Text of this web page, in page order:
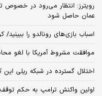
رویترز: انتظار می‌رود در خصوص
عمان حاصل شود
اسباب‌ بازی‌های رونالدو را
موافقت مشروط آمریکا با لغو
اختلال گسترده در شبکه ریلی
اولین واکنش ترامپ به حکم